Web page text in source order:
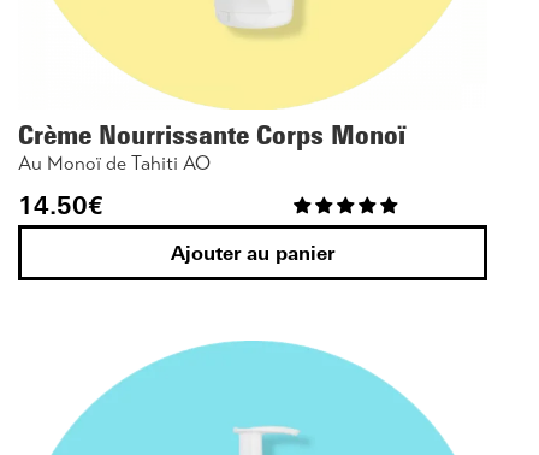
Crème Nourrissante Corps Monoï
Au Monoï de Tahiti AO
14.50€
Ajouter au panier